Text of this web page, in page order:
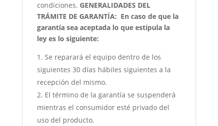
condiciones. GENERALIDADES DEL
TRÁMITE DE GARANTÍA: En caso de que la
garantía sea aceptada lo que estipula la
ley es lo siguiente:
Se reparará el equipo dentro de los
siguientes 30 días hábiles siguientes a la
recepción del mismo.
El término de la garantía se suspenderá
mientras el consumidor esté privado del
uso del producto.